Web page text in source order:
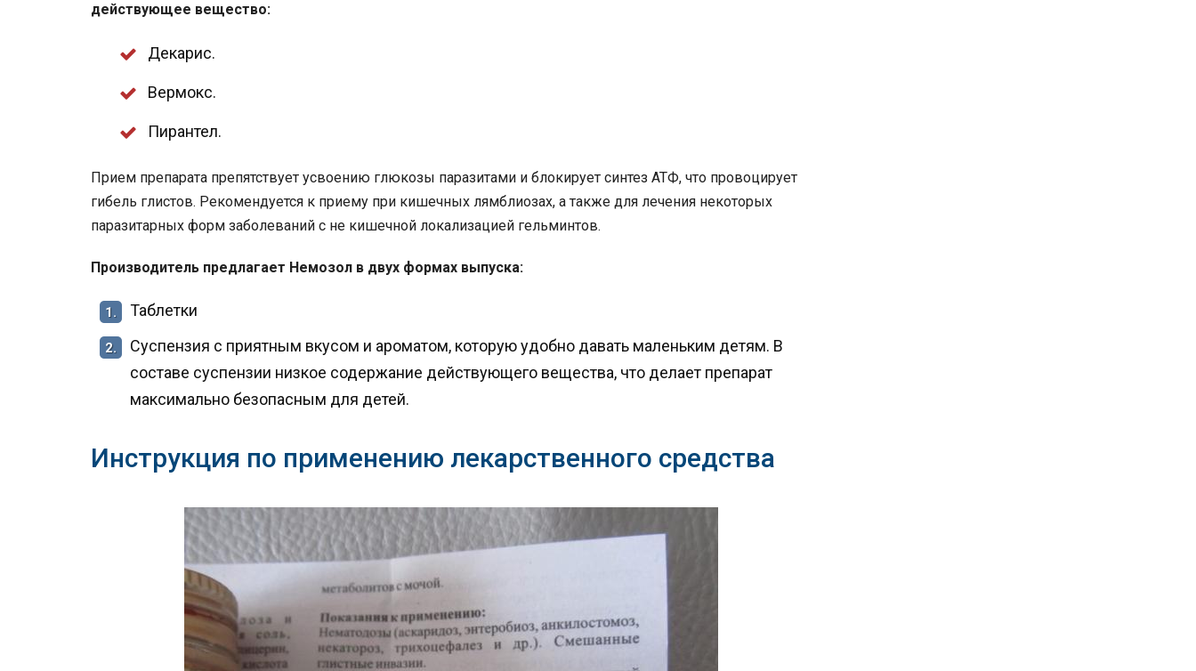
действующее вещество:
Декарис.
Вермокс.
Пирантел.
Прием препарата препятствует усвоению глюкозы паразитами и блокирует синтез АТФ, что провоцирует
гибель глистов. Рекомендуется к приему при кишечных лямблиозах, а также для лечения некоторых
паразитарных форм заболеваний с не кишечной локализацией гельминтов.
Производитель предлагает Немозол в двух формах выпуска:
1. Таблетки
2.
Суспензия с приятным вкусом и ароматом, которую удобно давать маленьким детям. В
составе суспензии низкое содержание действующего вещества, что делает препарат
максимально безопасным для детей.
Инструкция по применению лекарственного средства